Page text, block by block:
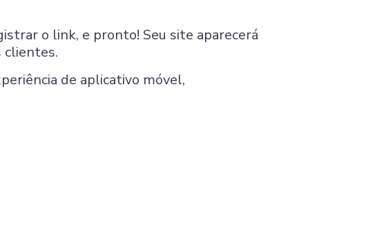
o link, e pronto! Seu site aparecerá
clientes.
de aplicativo móvel,